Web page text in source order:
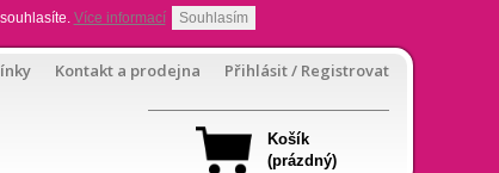
Více informací Souhlasím
Kontakt a prodejna Přihlásit / Registrovat
Košík
(prázdný)